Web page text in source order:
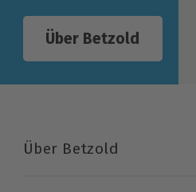
Über Betzold
Über Betzold